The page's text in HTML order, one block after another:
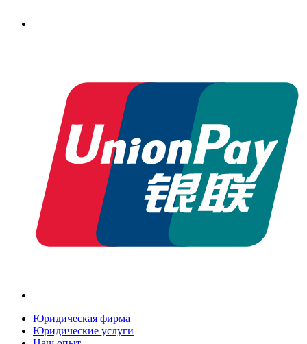
Юридическая фирма
Юридические услуги